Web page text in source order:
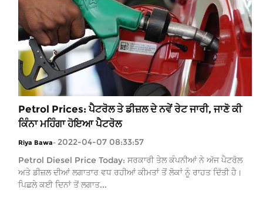
Petrol Prices: ਪੈਟਰੋਲ ਤੇ ਡੀਜ਼ਲ ਦੇ ਨਵੇਂ ਰੇਟ ਜਾਰੀ, ਜਾਣੋ ਕੀ
ਕਿੰਨਾ ਮਹਿੰਗਾ ਹੋਇਆ ਪੈਟਰੋਲ
Riya Bawa- 2022-04-07 08:33:57
Petrol Diesel Price Today: ਸਰਕਾਰੀ ਤੇਲ ਕੰਪਨੀਆਂ ਨੇ ਅੱਜ ਪੈਟਰੋਲ
ਅਤੇ ਡੀਜ਼ਲ ਦੀਆਂ ਲਗਾਤਾਰ ਵਧ ਰਹੀਆਂ ਕੀਮਤਾਂ ਤੋਂ ਲੋਕਾਂ ਨੂੰ ਰਾਹਤ ਦਿੱਤੀ ਹੈ।
ਪਿਛਲੇ ਕਈ ਦਿਨਾਂ ਤੋਂ ਲਗਾਤ...